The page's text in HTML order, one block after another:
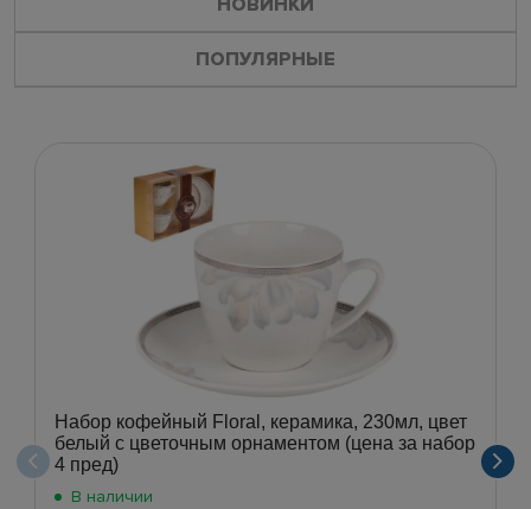
НОВИНКИ
ПОПУЛЯРНЫЕ
Набор кофейный Floral, керамика, 230мл, цвет
белый с цветочным орнаментом (цена за набор
4 пред)
В наличии